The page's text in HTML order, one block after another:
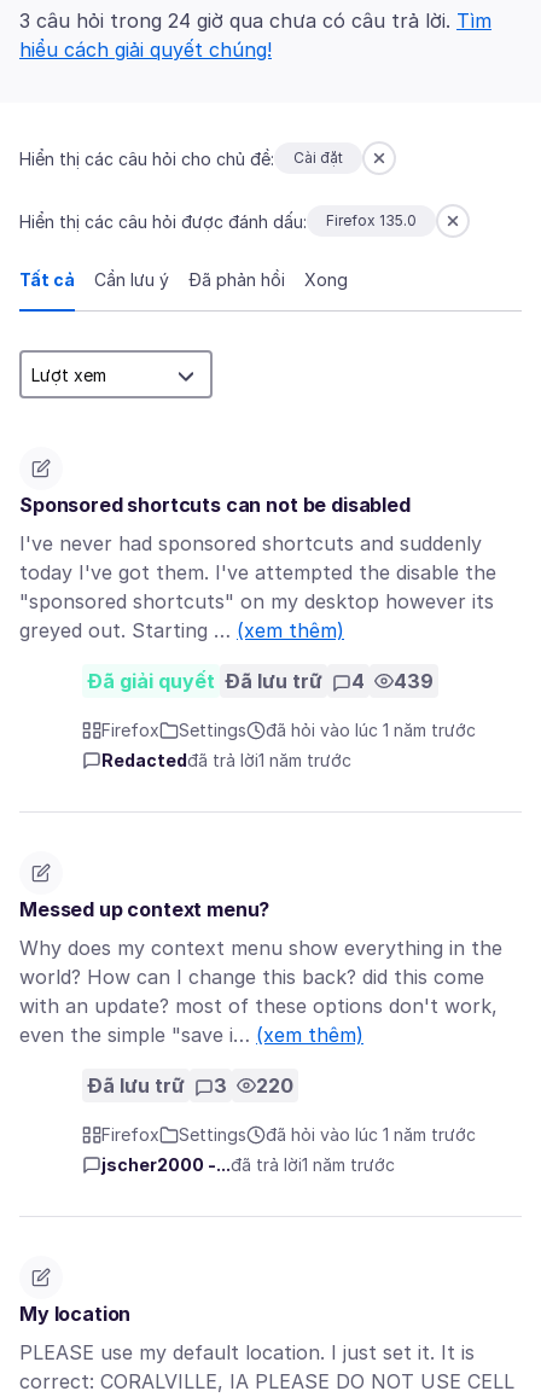
3 câu hỏi trong 24 giờ qua chưa có câu trả lời. Tìm
hiểu cách giải quyết chúng!
Hiển thị các câu hỏi cho chủ đề: Cài đặt
Hiển thị các câu hỏi được đánh dấu: Firefox 135.0
Tất cả Cần lưu ý Đã phản hồi Xong
Sponsored shortcuts can not be disabled
I've never had sponsored shortcuts and suddenly
today I've got them. I've attempted the disable the
"sponsored shortcuts" on my desktop however its
greyed out. Starting … (xem thêm)
Đã giải quyết Đã lưu trữ 4 439
Firefox Settings
đã hỏi vào lúc 1 năm trước
Redactedđã trả lời1 năm trước
Messed up context menu?
Why does my context menu show everything in the
world? How can I change this back? did this come
with an update? most of these options don't work,
even the simple "save i… (xem thêm)
Đã lưu trữ 3 220
Firefox Settings
đã hỏi vào lúc 1 năm trước
jscher2000 -...đã trả lời1 năm trước
My location
PLEASE use my default location. I just set it. It is
correct: CORALVILLE, IA PLEASE DO NOT USE CELL